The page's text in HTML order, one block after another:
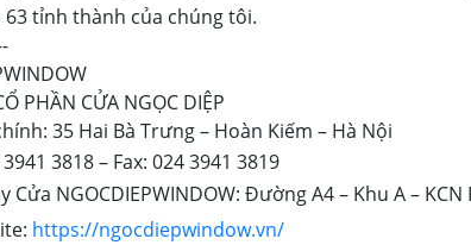
63 tỉnh thành của chúng tôi.
PHẦN CỬA NGỌC DIỆP
35 Hai Bà Trưng – Hoàn Kiếm – Hà Nội
3818 – Fax: 024 3941 3819
Cửa NGOCDIEPWINDOW: Đường A4 – Khu A –
https://ngocdiepwindow.vn/